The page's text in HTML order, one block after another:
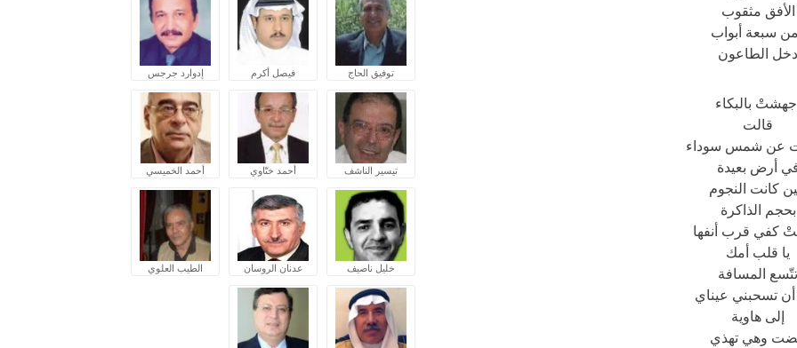
الأفق مثقوب
سبعة أبواب
دخل الطاعون
بالبكاء
قالت
عن شمس سوداء
أرض بعيدة
كانت النجوم
بحجم الذاكرة
كفي قرب أنفها
يا قلب أمك
تتّسع المسافة
تسحبني عيناي
إلى هاوية
وهي تهذي
توفيق الحاج فيصل أكرم إدوارد جرجس
تيسير الناشف أحمد ختّاوي أحمد الخميسي
خليل ناصيف عدنان الروسان الطيب العلوي